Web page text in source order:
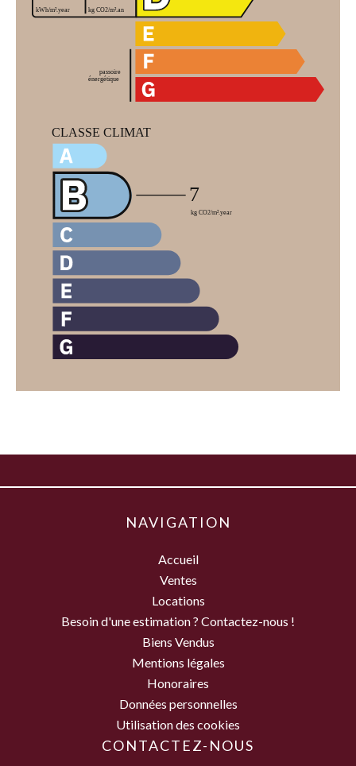
NAVIGATION
Accueil
Ventes
Locations
Besoin d'une estimation ? Contactez-nous !
Biens Vendus
Mentions légales
Honoraires
Données personnelles
Utilisation des cookies
CONTACTEZ-NOUS